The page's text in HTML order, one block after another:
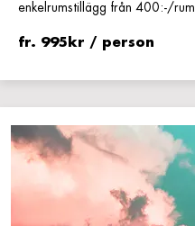
enkelrumstillägg från 400:-/rum
fr. 995kr / person